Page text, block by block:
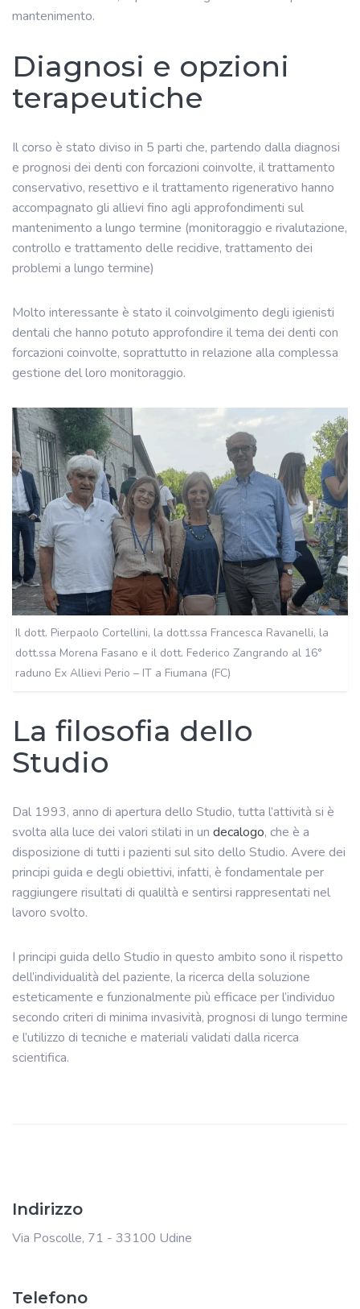
mantenimento.
Diagnosi e opzioni
terapeutiche
Il corso è stato diviso in 5 parti che, partendo dalla diagnosi
e prognosi dei denti con forcazioni coinvolte, il trattamento
conservativo, resettivo e il trattamento rigenerativo hanno
accompagnato gli allievi fino agli approfondimenti sul
mantenimento a lungo termine (monitoraggio e rivalutazione,
controllo e trattamento delle recidive, trattamento dei
problemi a lungo termine)
Molto interessante è stato il coinvolgimento degli igienisti
dentali che hanno potuto approfondire il tema dei denti con
forcazioni coinvolte, soprattutto in relazione alla complessa
gestione del loro monitoraggio.
Il dott. Pierpaolo Cortellini, la dott.ssa Francesca Ravanelli, la
dott.ssa Morena Fasano e il dott. Federico Zangrando al 16°
raduno Ex Allievi Perio – IT a Fiumana (FC)
La filosofia dello
Studio
Dal 1993, anno di apertura dello Studio, tutta l’attività si è
svolta alla luce dei valori stilati in un decalogo, che è a
disposizione di tutti i pazienti sul sito dello Studio. Avere dei
principi guida e degli obiettivi, infatti, è fondamentale per
raggiungere risultati di qualiltà e sentirsi rappresentati nel
lavoro svolto.
I principi guida dello Studio in questo ambito sono il rispetto
dell’individualità del paziente, la ricerca della soluzione
esteticamente e funzionalmente più efficace per l’individuo
secondo criteri di minima invasività, prognosi di lungo termine
e l’utilizzo di tecniche e materiali validati dalla ricerca
scientifica.
Indirizzo
Via Poscolle, 71 - 33100 Udine
Telefono